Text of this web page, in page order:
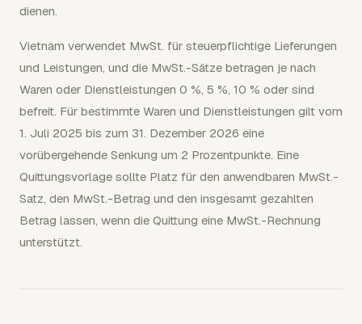
dienen.
Vietnam verwendet MwSt. für steuerpflichtige Lieferungen
und Leistungen, und die MwSt.-Sätze betragen je nach
Waren oder Dienstleistungen 0 %, 5 %, 10 % oder sind
befreit. Für bestimmte Waren und Dienstleistungen gilt vom
1. Juli 2025 bis zum 31. Dezember 2026 eine
vorübergehende Senkung um 2 Prozentpunkte. Eine
Quittungsvorlage sollte Platz für den anwendbaren MwSt.-
Satz, den MwSt.-Betrag und den insgesamt gezahlten
Betrag lassen, wenn die Quittung eine MwSt.-Rechnung
unterstützt.